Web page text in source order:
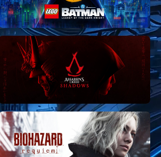
《剑星/Stellar Blade》本体+修
《乐高蝙蝠侠：黑暗骑士之遗/LEGO
Batman: Legacy of the Dark Knight》
免安装中文版
《刺客信条：影/Assassin’s Creed
Shadows》免安装版，非虚拟机